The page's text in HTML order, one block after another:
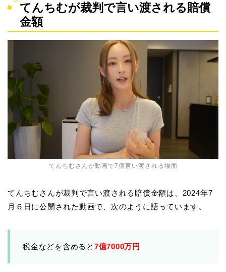
てんちむが裁判で言い渡される賠償
金額
てんちむさんが動画で7億言い渡される場面
てんちむさんが裁判で言い渡される賠償金額は、2024年7
月６日に公開された動画で、次のように語っています。
税金などを含めると 7億7000万円